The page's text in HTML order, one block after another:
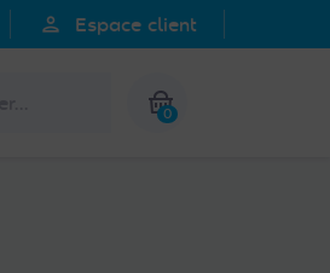
person Espace client
0